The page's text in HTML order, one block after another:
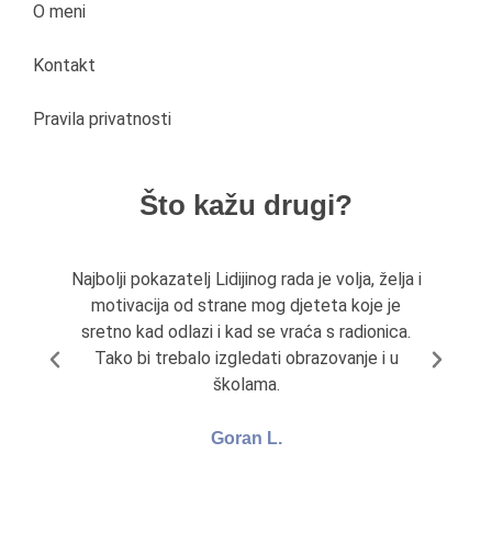
O meni
Kontakt
Pravila privatnosti
Što kažu drugi?
Najbolji pokazatelj Lidijinog rada je volja, želja i
motivacija od strane mog djeteta koje je
sretno kad odlazi i kad se vraća s radionica.
Tako bi trebalo izgledati obrazovanje i u
školama.
Goran L.